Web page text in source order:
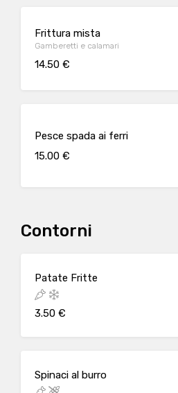
Frittura mista
Gamberetti e calamari
14.50 €
Pesce spada ai ferri
15.00 €
Contorni
Patate Fritte
3.50 €
Spinaci al burro